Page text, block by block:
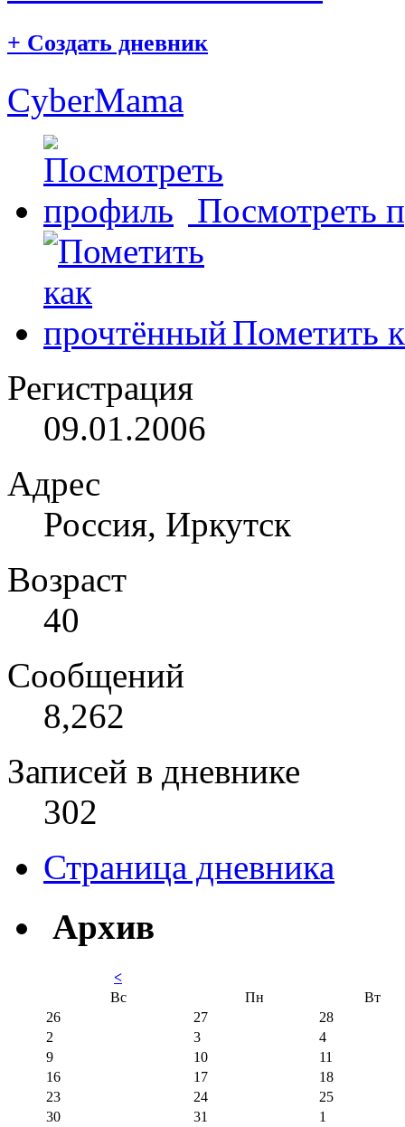
+ Создать дневник
CyberMama
Посмотреть
Пометить
Регистрация
09.01.2006
Адрес
Россия, Иркутск
Возраст
40
Сообщений
8,262
Записей в дневнике
302
Страница дневника
Архив
<
Вс
Пн
Вт
26
27
28
2
3
4
9
10
11
16
17
18
23
24
25
30
31 1